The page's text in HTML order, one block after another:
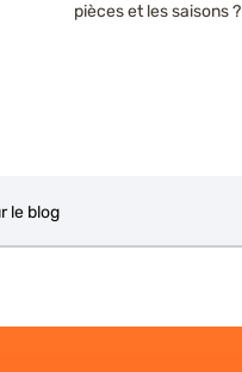
pièces et les saisons ?